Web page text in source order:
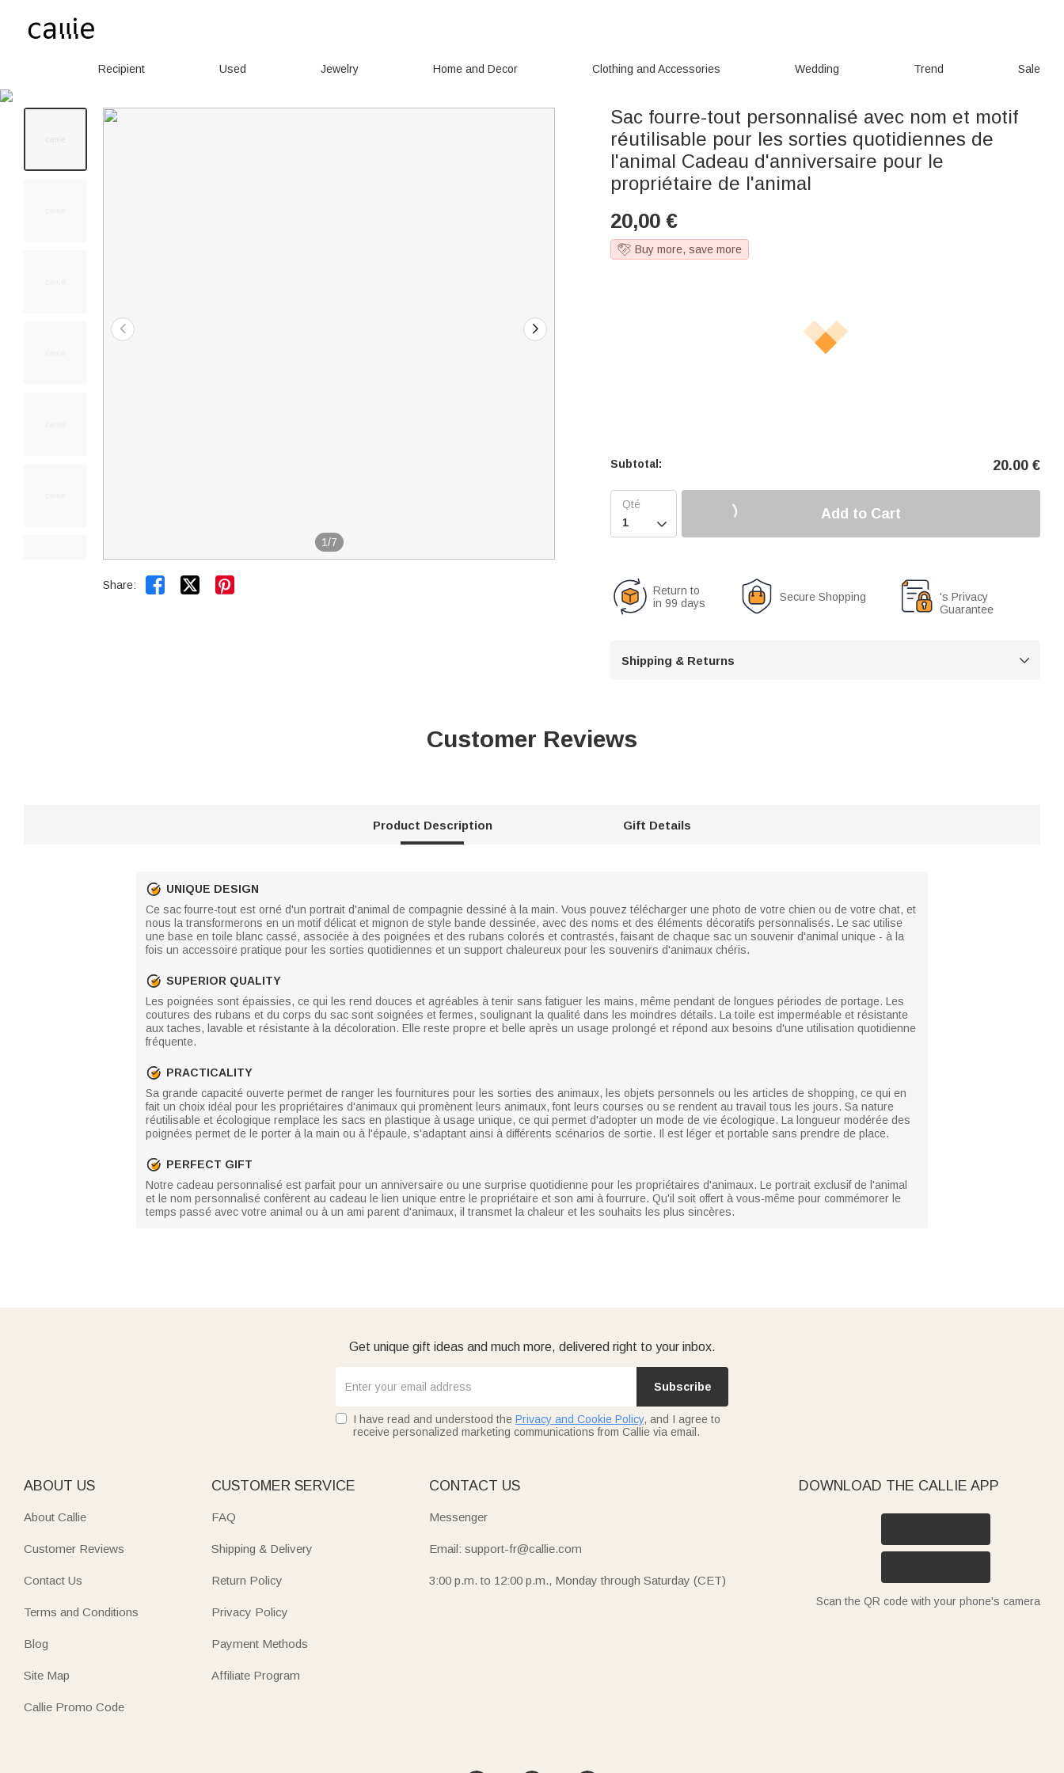
Recipient Used Jewelry Home and Decor Clothing and Accessories Wedding Trend Sale
1/7
Share:  
Sac fourre-tout personnalisé avec nom et motif
réutilisable pour les sorties quotidiennes de
l'animal Cadeau d'anniversaire pour le
propriétaire de l'animal
20,00 €
Buy more, save more
Subtotal: 20.00 €

Add to Cart
Return to
in 99 days
Secure Shopping
's Privacy
Guarantee
Shipping & Returns 
Customer Reviews
Product Description Gift Details
UNIQUE DESIGN
Ce sac fourre-tout est orné d'un portrait d'animal de compagnie dessiné à la main. Vous pouvez télécharger une photo de votre chien ou de votre chat, et
nous la transformerons en un motif délicat et mignon de style bande dessinée, avec des noms et des éléments décoratifs personnalisés. Le sac utilise
une base en toile blanc cassé, associée à des poignées et des rubans colorés et contrastés, faisant de chaque sac un souvenir d'animal unique - à la
fois un accessoire pratique pour les sorties quotidiennes et un support chaleureux pour les souvenirs d'animaux chéris.
SUPERIOR QUALITY
Les poignées sont épaissies, ce qui les rend douces et agréables à tenir sans fatiguer les mains, même pendant de longues périodes de portage. Les
coutures des rubans et du corps du sac sont soignées et fermes, soulignant la qualité dans les moindres détails. La toile est imperméable et résistante
aux taches, lavable et résistante à la décoloration. Elle reste propre et belle après un usage prolongé et répond aux besoins d'une utilisation quotidienne
fréquente.
PRACTICALITY
Sa grande capacité ouverte permet de ranger les fournitures pour les sorties des animaux, les objets personnels ou les articles de shopping, ce qui en
fait un choix idéal pour les propriétaires d'animaux qui promènent leurs animaux, font leurs courses ou se rendent au travail tous les jours. Sa nature
réutilisable et écologique remplace les sacs en plastique à usage unique, ce qui permet d'adopter un mode de vie écologique. La longueur modérée des
poignées permet de le porter à la main ou à l'épaule, s'adaptant ainsi à différents scénarios de sortie. Il est léger et portable sans prendre de place.
PERFECT GIFT
Notre cadeau personnalisé est parfait pour un anniversaire ou une surprise quotidienne pour les propriétaires d'animaux. Le portrait exclusif de l'animal
et le nom personnalisé confèrent au cadeau le lien unique entre le propriétaire et son ami à fourrure. Qu'il soit offert à vous-même pour commémorer le
temps passé avec votre animal ou à un ami parent d'animaux, il transmet la chaleur et les souhaits les plus sincères.
Get unique gift ideas and much more, delivered right to your inbox.
Subscribe
I have read and understood the Privacy and Cookie Policy, and I agree to
receive personalized marketing communications from Callie via email.
ABOUT US
About Callie
Customer Reviews
Contact Us
Terms and Conditions
Blog
Site Map
Callie Promo Code
CUSTOMER SERVICE
FAQ
Shipping & Delivery
Return Policy
Privacy Policy
Payment Methods
Affiliate Program
CONTACT US
Messenger
Email: support-fr@callie.com
3:00 p.m. to 12:00 p.m., Monday through Saturday (CET)
DOWNLOAD THE CALLIE APP
Scan the QR code with your phone's camera